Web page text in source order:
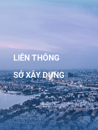
LIÊN THÔNG
SỞ XÂY DỰNG